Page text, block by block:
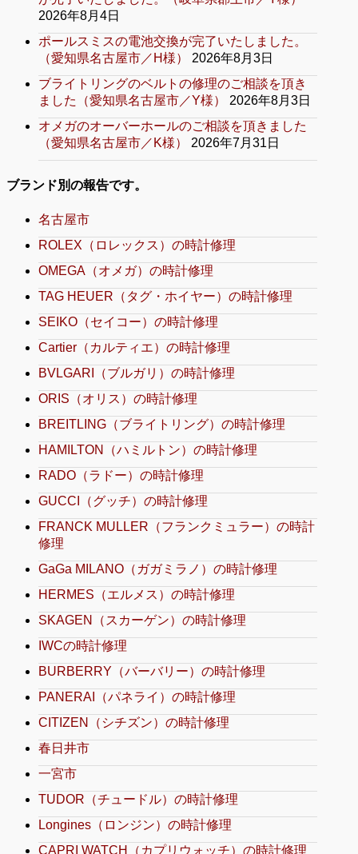
2026年8月4日
ポールスミスの電池交換が完了いたしました。
（愛知県名古屋市／H様）
2026年8月3日
ブライトリングのベルトの修理のご相談を頂き
ました（愛知県名古屋市／Y様）
2026年8月3日
オメガのオーバーホールのご相談を頂きました
（愛知県名古屋市／K様）
2026年7月31日
ブランド別の報告です。
名古屋市
ROLEX（ロレックス）の時計修理
OMEGA（オメガ）の時計修理
TAG HEUER（タグ・ホイヤー）の時計修理
SEIKO（セイコー）の時計修理
Cartier（カルティエ）の時計修理
BVLGARI（ブルガリ）の時計修理
ORIS（オリス）の時計修理
BREITLING（ブライトリング）の時計修理
HAMILTON（ハミルトン）の時計修理
RADO（ラドー）の時計修理
GUCCI（グッチ）の時計修理
FRANCK MULLER（フランクミュラー）の時計
修理
GaGa MILANO（ガガミラノ）の時計修理
HERMES（エルメス）の時計修理
SKAGEN（スカーゲン）の時計修理
IWCの時計修理
BURBERRY（バーバリー）の時計修理
PANERAI（パネライ）の時計修理
CITIZEN（シチズン）の時計修理
春日井市
一宮市
TUDOR（チュードル）の時計修理
Longines（ロンジン）の時計修理
CAPRI WATCH（カプリウォッチ）の時計修理